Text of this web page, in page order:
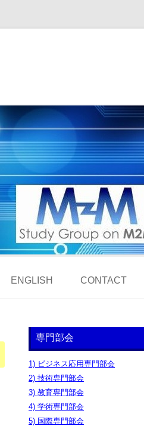
ENGLISH CONTACT
専門部会
1) ビジネス応用専門部会
2) 技術専門部会
3) 教育専門部会
4) 学術専門部会
5) 国際専門部会